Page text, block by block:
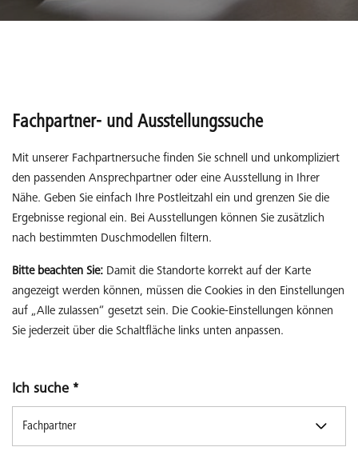
Fachpartner- und Ausstellungssuche
Mit unserer Fachpartnersuche finden Sie schnell und unkompliziert
den passenden Ansprechpartner oder eine Ausstellung in Ihrer
Nähe. Geben Sie einfach Ihre Postleitzahl ein und grenzen Sie die
Ergebnisse regional ein. Bei Ausstellungen können Sie zusätzlich
nach bestimmten Duschmodellen filtern.
Bitte beachten Sie: Damit die Standorte korrekt auf der Karte
angezeigt werden können, müssen die Cookies in den Einstellungen
auf „Alle zulassen“ gesetzt sein. Die Cookie-Einstellungen können
Sie jederzeit über die Schaltfläche links unten anpassen.
Ich suche *